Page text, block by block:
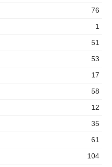
76
1
51
53
17
58
12
35
61
104